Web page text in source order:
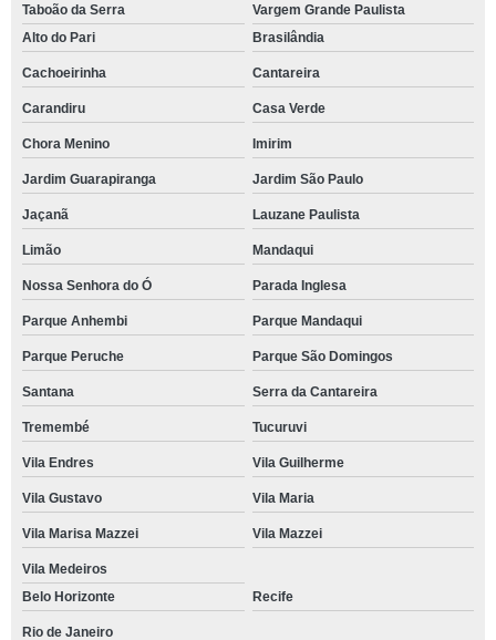
Taboão da Serra
Vargem Grande Paulista
Alto do Pari
Brasilândia
Cachoeirinha Cantareira
Carandiru Casa Verde
Chora Menino Imirim
Jardim Guarapiranga Jardim São Paulo
Jaçanã Lauzane Paulista
Limão Mandaqui
Nossa Senhora do Ó Parada Inglesa
Parque Anhembi Parque Mandaqui
Parque Peruche Parque São Domingos
Santana Serra da Cantareira
Tremembé Tucuruvi
Vila Endres Vila Guilherme
Vila Gustavo Vila Maria
Vila Marisa Mazzei Vila Mazzei
Vila Medeiros
Belo Horizonte
Recife
Rio de Janeiro